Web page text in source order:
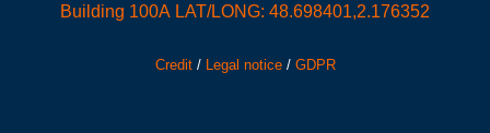
Building 100A LAT/LONG: 48.698401,2.176352
Credit/ Legal notice/ GDPR